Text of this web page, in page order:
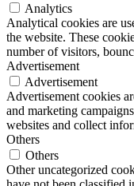
Analytics
Analytical cookies are
the website. These
number of visitors,
Advertisement
Advertisement
Advertisement cookies
and marketing
websites and collect
Others
Others
Other uncategorized